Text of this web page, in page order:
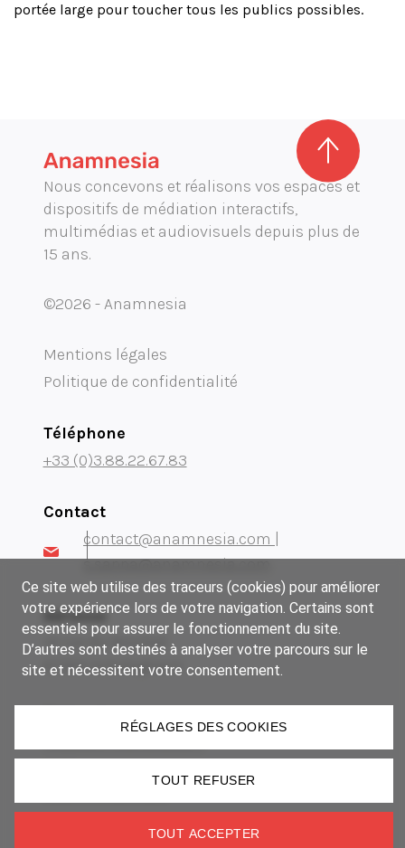
portée large pour toucher tous les publics possibles.
Nous concevons et réalisons vos espaces et
dispositifs de médiation interactifs,
multimédias et audiovisuels depuis plus de
15 ans.
©2026 - Anamnesia
Mentions légales
Politique de confidentialité
Téléphone
+33 (0)3.88.22.67.83
Contact
contact@anamnesia.com |
s.sappa@anamnesia.com
Adresse
14 rue du Brochet
67300 Schiltigheim
Notre groupe
Ce site web utilise des traceurs (cookies) pour améliorer
votre expérience lors de votre navigation. Certains sont
essentiels pour assurer le fonctionnement du site.
D’autres sont destinés à analyser votre parcours sur le
site et nécessitent votre consentement.
RÉGLAGES DES COOKIES
TOUT REFUSER
TOUT ACCEPTER